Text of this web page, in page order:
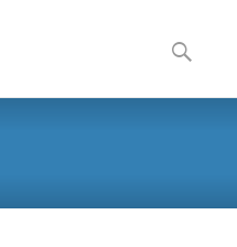
to
content
por: